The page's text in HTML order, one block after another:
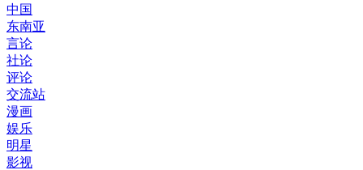
中国
东南亚
言论
社论
评论
交流站
漫画
娱乐
明星
影视